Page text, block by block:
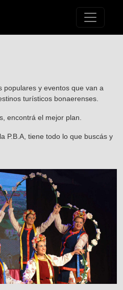
populares y eventos que van a
turísticos bonaerenses.
encontrá el mejor plan.
P.B.A, tiene todo lo que buscás y